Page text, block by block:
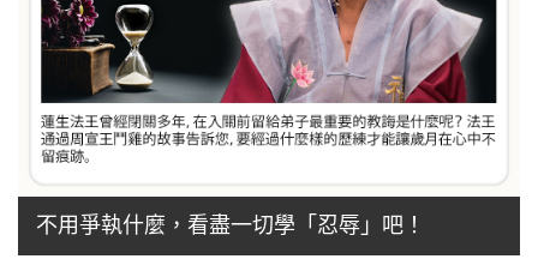
不用爭執什麼，看盡一切學「忍辱」吧！